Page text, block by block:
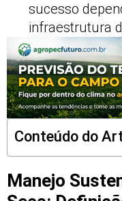
sucesso
infraestrutura
Conteúdo do
Manejo